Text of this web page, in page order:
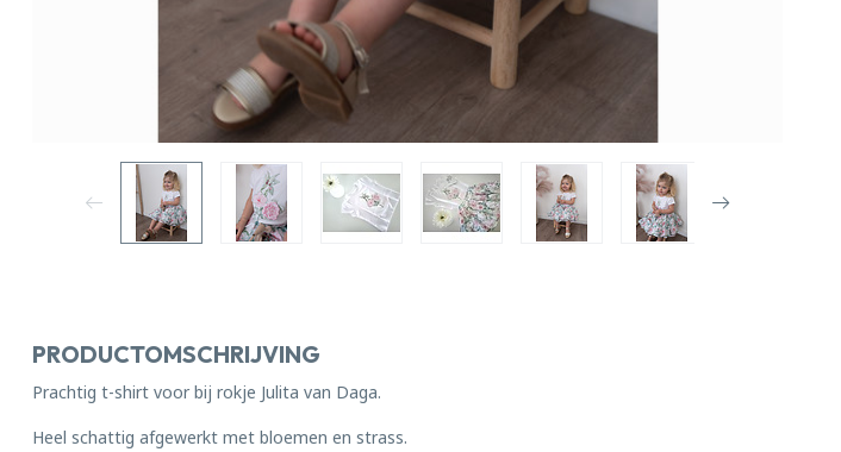
PRODUCTOMSCHRIJVING
Prachtig t-shirt voor bij rokje Julita van Daga.
Heel schattig afgewerkt met bloemen en strass.